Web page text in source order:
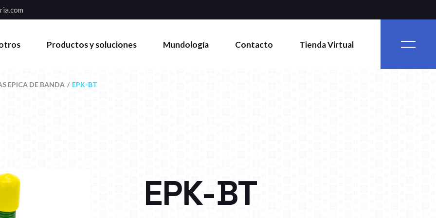
Productos y soluciones Mundología Contacto Tienda Virtual
EPICA DE BANDA EPK-BT
EPK-BT